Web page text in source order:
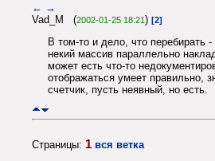
← →
Vad_M (2002-01-25 18:21) [2]
В том-то и дело, что перебирать -
некий массив параллельно
может есть что-то
отображаться умеет правильно,
счетчик, пусть неявный, но есть.
Страницы: 1 вся ветка